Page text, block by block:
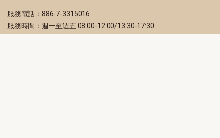
服務電話：886-7-3315016
服務時間：週一至週五 08:00-12:00/13:30-17:30